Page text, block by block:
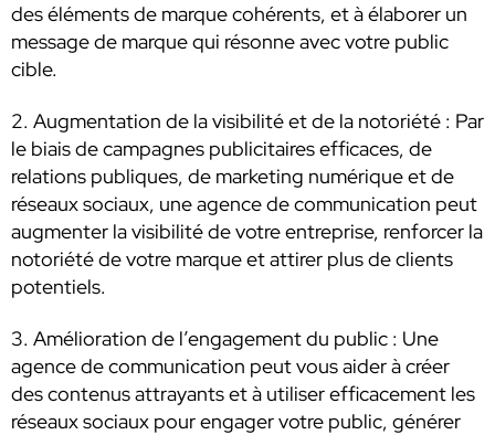
des éléments de marque cohérents, et à élaborer un
message de marque qui résonne avec votre public
cible.
2. Augmentation de la visibilité et de la notoriété : Par
le biais de campagnes publicitaires efficaces, de
relations publiques, de marketing numérique et de
réseaux sociaux, une agence de communication peut
augmenter la visibilité de votre entreprise, renforcer la
notoriété de votre marque et attirer plus de clients
potentiels.
3. Amélioration de l’engagement du public : Une
agence de communication peut vous aider à créer
des contenus attrayants et à utiliser efficacement les
réseaux sociaux pour engager votre public, générer